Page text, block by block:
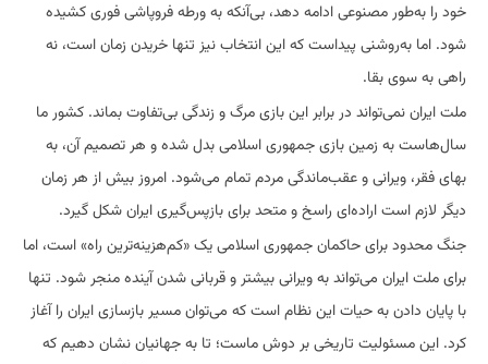
خود را به‌طور مصنوعی ادامه دهد، بی‌آنکه به ورطه فروپاشی فوری کشیده
شود. اما به‌روشنی پیداست که این انتخاب نیز تنها خریدن زمان است، نه
راهی به سوی بقا.
‏ملت ایران نمی‌تواند در برابر این بازی مرگ و زندگی بی‌تفاوت بماند. کشور ما
سال‌هاست به زمین بازی جمهوری اسلامی بدل شده و هر تصمیم آن، به
بهای فقر، ویرانی و عقب‌ماندگی مردم تمام می‌شود. امروز بیش از هر زمان
دیگر لازم است اراده‌ای راسخ و متحد برای بازپس‌گیری ایران شکل گیرد.
‏جنگ محدود برای حاکمان جمهوری اسلامی یک «کم‌هزینه‌ترین راه» است، اما
برای ملت ایران می‌تواند به ویرانی بیشتر و قربانی شدن آینده منجر شود. تنها
با پایان دادن به حیات این نظام است که می‌توان مسیر بازسازی ایران را آغاز
کرد. این مسئولیت تاریخی بر دوش ماست؛ تا به جهانیان نشان دهیم که